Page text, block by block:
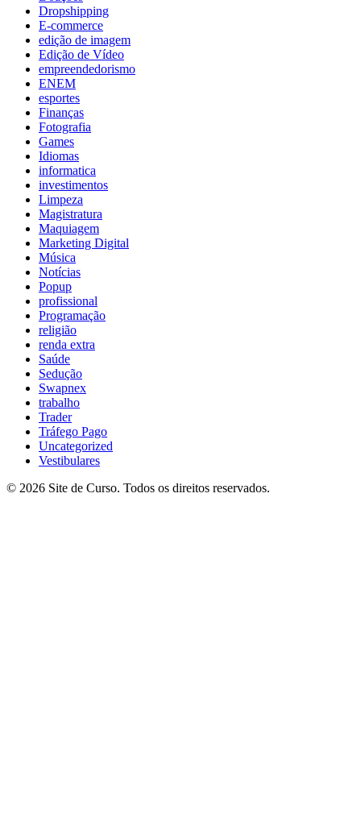
Dropshipping
E-commerce
edição de imagem
Edição de Vídeo
empreendedorismo
ENEM
esportes
Finanças
Fotografia
Games
Idiomas
informatica
investimentos
Limpeza
Magistratura
Maquiagem
Marketing Digital
Música
Notícias
Popup
profissional
Programação
religião
renda extra
Saúde
Sedução
Swapnex
trabalho
Trader
Tráfego Pago
Uncategorized
Vestibulares
© 2026 Site de Curso. Todos os direitos reservados.